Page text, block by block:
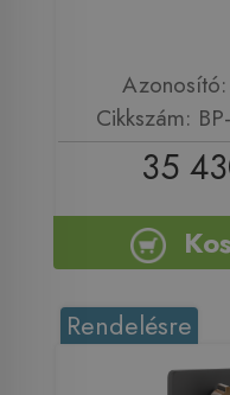
Cikkszám:
35
Rendelésre